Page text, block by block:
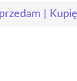
|